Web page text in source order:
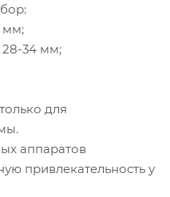
мм;
28-34 мм;
для
аппаратов
привлекательность у